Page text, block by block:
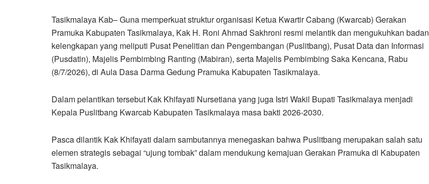
Tasikmalaya Kab– Guna memperkuat struktur organisasi Ketua Kwartir Cabang (Kwarcab) Gerakan
Pramuka Kabupaten Tasikmalaya, Kak H. Roni Ahmad Sakhroni resmi melantik dan mengukuhkan badan
kelengkapan yang meliputi Pusat Penelitian dan Pengembangan (Puslitbang), Pusat Data dan Informasi
(Pusdatin), Majelis Pembimbing Ranting (Mabiran), serta Majelis Pembimbing Saka Kencana, Rabu
(8/7/2026), di Aula Dasa Darma Gedung Pramuka Kabupaten Tasikmalaya.
Dalam pelantikan tersebut Kak Khifayati Nursetiana yang juga Istri Wakil Bupati Tasikmalaya menjadi
Kepala Puslitbang Kwarcab Kabupaten Tasikmalaya masa bakti 2026-2030.
Pasca dilantik Kak Khifayati dalam sambutannya menegaskan bahwa Puslitbang merupakan salah satu
elemen strategis sebagai “ujung tombak” dalam mendukung kemajuan Gerakan Pramuka di Kabupaten
Tasikmalaya.